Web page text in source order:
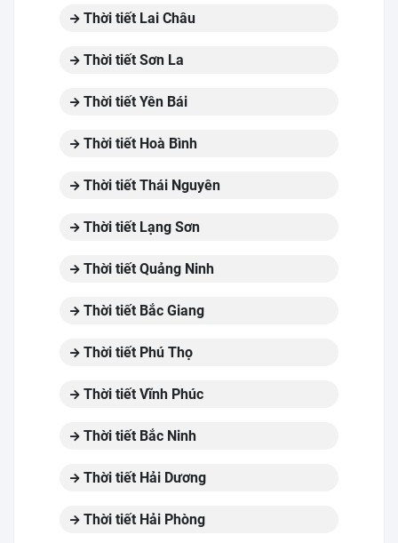
Thời tiết Lai Châu
Thời tiết Sơn La
Thời tiết Yên Bái
Thời tiết Hoà Bình
Thời tiết Thái Nguyên
Thời tiết Lạng Sơn
Thời tiết Quảng Ninh
Thời tiết Bắc Giang
Thời tiết Phú Thọ
Thời tiết Vĩnh Phúc
Thời tiết Bắc Ninh
Thời tiết Hải Dương
Thời tiết Hải Phòng